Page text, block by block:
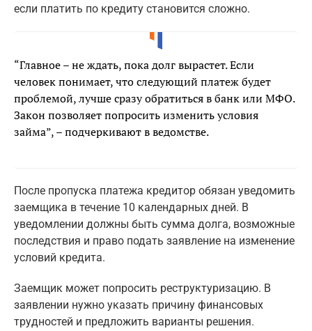
если платить по кредиту становится сложно.
“Главное – не ждать, пока долг вырастет. Если
человек понимает, что следующий платеж будет
проблемой, лучше сразу обратиться в банк или МФО.
Закон позволяет попросить изменить условия
займа”, – подчеркивают в ведомстве.
После пропуска платежа кредитор обязан уведомить
заемщика в течение 10 календарных дней. В
уведомлении должны быть сумма долга, возможные
последствия и право подать заявление на изменение
условий кредита.
Заемщик может попросить реструктуризацию. В
заявлении нужно указать причину финансовых
трудностей и предложить варианты решения.